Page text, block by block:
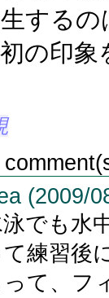
する
の印
(2009/
でも水
て練習後
って、フ